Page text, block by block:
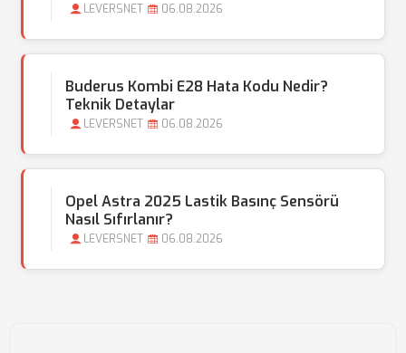
LEVERSNET 06.08.2026
Buderus Kombi E28 Hata Kodu Nedir?
Teknik Detaylar
LEVERSNET 06.08.2026
Opel Astra 2025 Lastik Basınç Sensörü
Nasıl Sıfırlanır?
LEVERSNET 06.08.2026